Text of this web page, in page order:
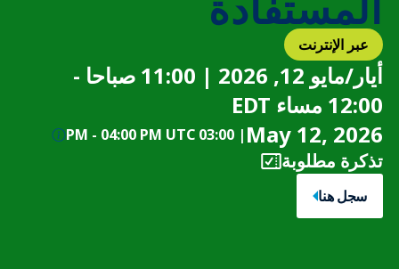
عبر الإنترنت
أيار/مايو 12, 2026 | 11:00 صباحا -
12:00 مساء EDT
May 12, 2026
|
03:00 PM
- 04:00 PM UTC
تذكرة مطلوبة
سجل هنا